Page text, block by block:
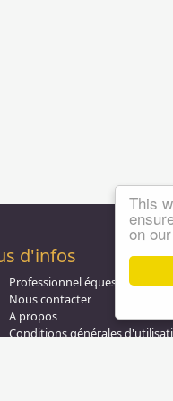
This
on
d'infos
Professionnel équestre,
Nous contacter
A propos
Conditions générales